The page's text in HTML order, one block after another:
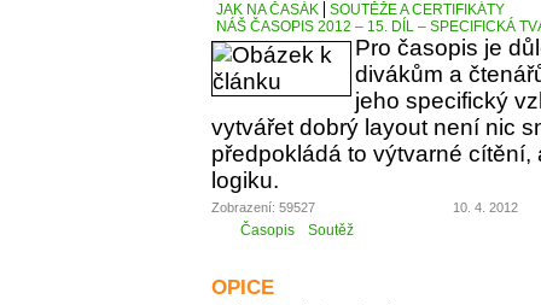
JAK NA ČASÁK
SOUTĚŽE A CERTIFIKÁTY
NÁŠ ČASOPIS 2012 – 15. DÍL – SPECIFICKÁ
Pro časopis je
divákům a
jeho specifický
vytvářet dobrý layout není nic
předpokládá to výtvarné cítění,
logiku.
Zobrazení: 59527 10. 4. 2012
Časopis Soutěž
OPICE